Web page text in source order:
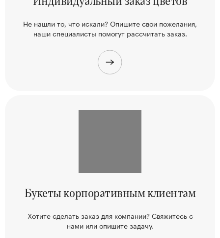
Не нашли то, что искали? Опишите свои пожелания,
нашиспециалисты помогут рассчитать заказ.
Букеты корпоративным клиентам
Хотите сделать заказ для компании? Свяжитесьс
нами или опишите задачу.